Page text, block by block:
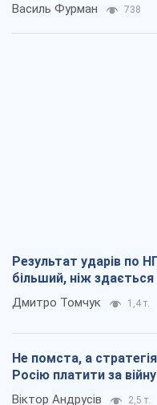
Василь Фурман 738
Результат ударів по
більший, ніж здається
Дмитро Томчук 1,4 т.
Не помста, а
Росію платити за війну
Віктор Андрусів 2,5 т.